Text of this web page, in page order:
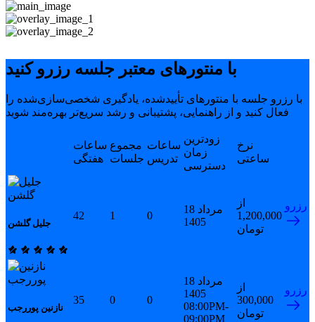
با منتورهای معتبر جلسه رزرو کنید
با رزرو جلسه با منتورهای تأییدشده، یادگیری شخصی‌سازی‌شده را
فعال کنید و از راهنمایی، پشتیبانی و رشد سریع‌تر بهره‌مند شوید
ساعات
هفتگی
مجموع
جلسات
ساعات
تدریس
زودترین
زمان
دسترسی
نرخ
ساعتی
جلیل گلشن
42 1 0
18 مرداد
1405
از
1,200,000
تومان
رزرو
نازنین پوررجب
35 0 0
18 مرداد
1405
08:00PM-
09:00PM
از
300,000
تومان
رزرو